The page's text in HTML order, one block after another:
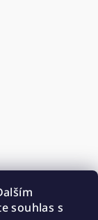
souhlas s